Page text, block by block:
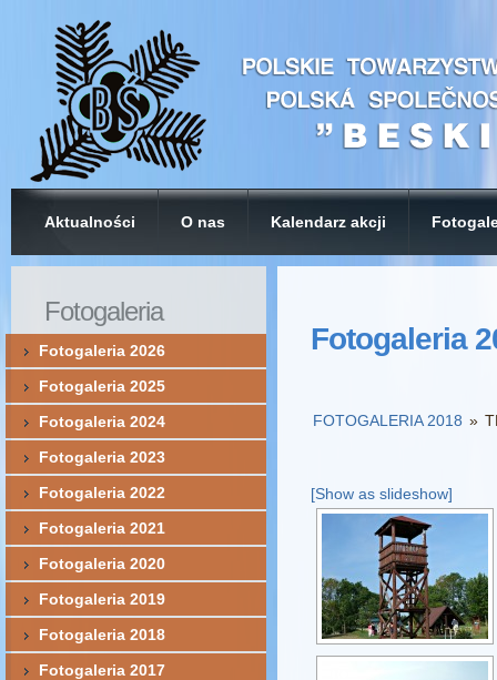
Aktualności O nas Kalendarz akcji
Fotogaleria
FOTOGALERIA 2018 »
[Show as slideshow]
Fotogaleria
Fotogaleria 2026
Fotogaleria 2025
Fotogaleria 2024
Fotogaleria 2023
Fotogaleria 2022
Fotogaleria 2021
Fotogaleria 2020
Fotogaleria 2019
Fotogaleria 2018
Fotogaleria 2017